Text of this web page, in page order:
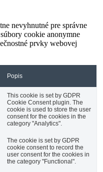
nevyhnutné pre správne
cookie anonymne
prvky webovej
Popis
This cookie is set by GDPR
Cookie Consent plugin. The
cookie is used to store the user
consent for the cookies in the
category "Analytics".
The cookie is set by GDPR
cookie consent to record the
user consent for the cookies in
the category "Functional".